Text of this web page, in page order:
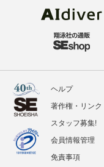
ヘルプ
著作権・リンク
スタッフ募集!
会員情報管理
免責事項